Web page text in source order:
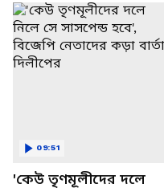
বিজেপি নেত্রী?
'কেউ তৃণমূলীদের দলে
09:51